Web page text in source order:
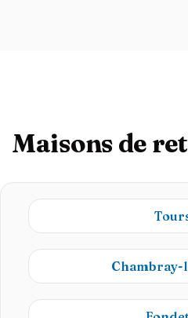
Maisons de
Chambray-